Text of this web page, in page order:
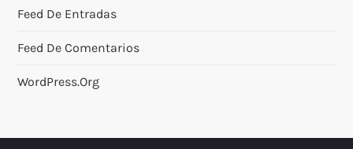
Feed De Entradas
Feed De Comentarios
WordPress.org